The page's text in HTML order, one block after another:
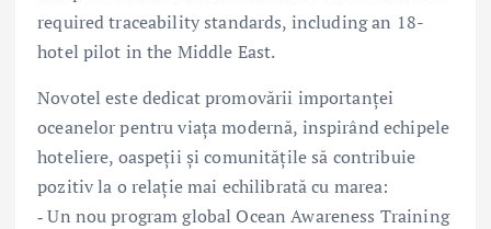
required traceability standards, including an 18-
hotel pilot in the Middle East.
Novotel este dedicat promovării importanței
oceanelor pentru viața modernă, inspirând echipele
hoteliere, oaspeții și comunitățile să contribuie
pozitiv la o relație mai echilibrată cu marea:
‑ Un nou program global Ocean Awareness Training